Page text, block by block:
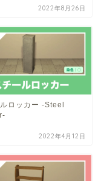
2022年8月26日
ロッカー -Steel
2022年4月12日